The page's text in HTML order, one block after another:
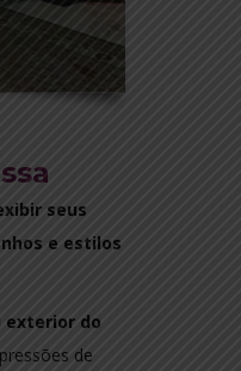
seus
e estilos
exterior do
de